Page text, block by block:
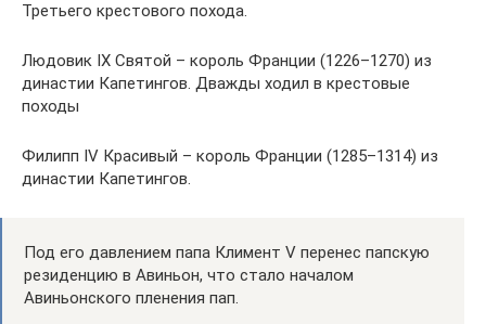
Третьего крестового похода.
Людовик IX Святой – король Франции (1226–1270) из
династии Капетингов. Дважды ходил в крестовые
походы
Филипп IV Красивый – король Франции (1285–1314) из
династии Капетингов.
Под его давлением папа Климент V перенес папскую
резиденцию в Авиньон, что стало началом
Авиньонского пленения пап.